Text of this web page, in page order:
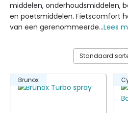
middelen, onderhoudsmiddelen,
en poetsmiddelen. Fietscomfort
van een gerenommeerde...Lees
Brunox